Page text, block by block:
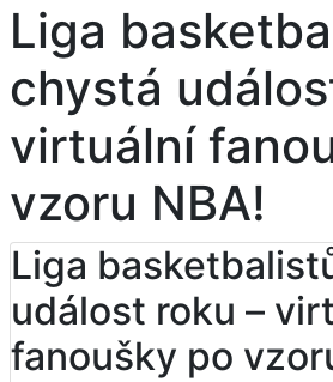
Liga
chystá
virtuální
vzoru NBA!
Liga
událost roku –
fanoušky po